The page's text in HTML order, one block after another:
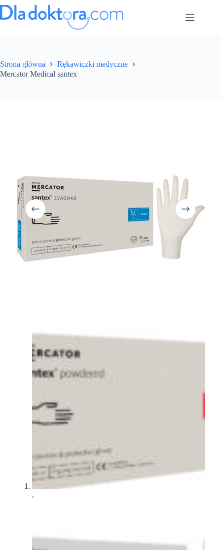
Strona główna
Rękawiczki medyczne
Mercator Medical santex